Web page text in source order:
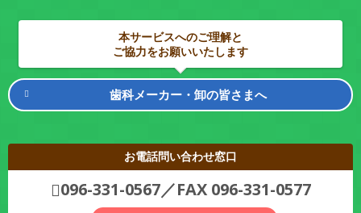
本サービスへのご理解と
ご協力をお願いいたします
歯科メーカー・卸の皆さまへ
お電話問い合わせ窓口
096-331-0567／FAX 096-331-0577